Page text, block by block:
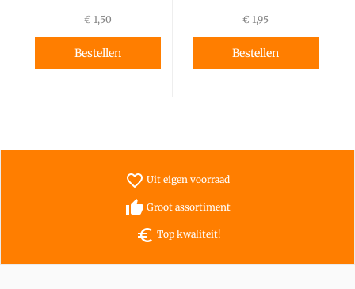
€ 1,50
Bestellen
€ 1,95
Bestellen
favorite_border Uit eigen voorraad
thumb_up Groot assortiment
euro_symbol Top kwaliteit!